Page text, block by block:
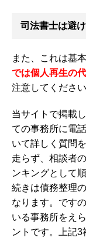
司法書士は避
また、これは基
では個人再生の
注意してください
当サイトで掲載
ての事務所に電
いて詳しく質問
走らず、相談者
ンキングとして
続きは債務整理
なります。です
いる事務所をえ
ントです。上記